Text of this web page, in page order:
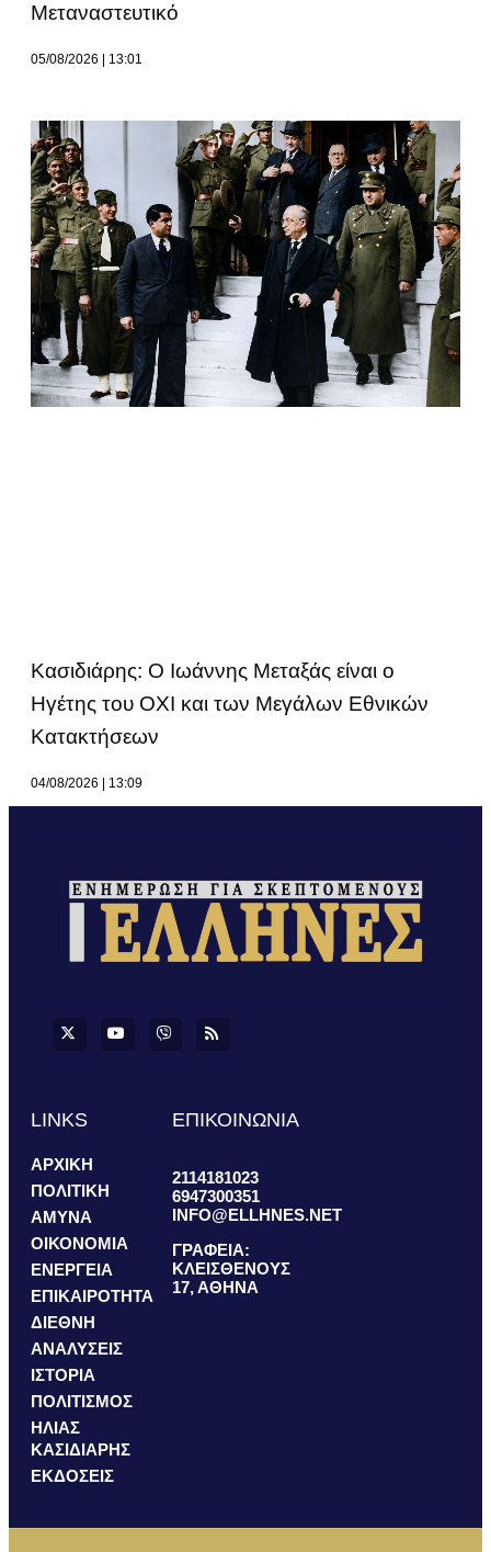
Μεταναστευτικό
05/08/2026 13:01
Κασιδιάρης: Ο Ιωάννης Μεταξάς είναι ο
Ηγέτης του ΟΧΙ και των Μεγάλων Εθνικών
Κατακτήσεων
04/08/2026 13:09
LINKS
ΑΡΧΙΚΗ
ΠΟΛΙΤΙΚΗ
ΑΜΥΝΑ
ΟΙΚΟΝΟΜΙΑ
ΕΝΕΡΓΕΙΑ
ΕΠΙΚΑΙΡΟΤΗΤΑ
ΔΙΕΘΝΗ
ΑΝΑΛΥΣΕΙΣ
ΙΣΤΟΡΙΑ
ΠΟΛΙΤΙΣΜΟΣ
ΗΛΙΑΣ
ΚΑΣΙΔΙΑΡΗΣ
ΕΚΔΟΣΕΙΣ
ΕΠΙΚΟΙΝΩΝΙΑ
2114181023
6947300351
INFO@ELLHNES.NET
ΓΡΑΦΕΙΑ:
ΚΛΕΙΣΘΕΝΟΥΣ
17, ΑΘΗΝΑ